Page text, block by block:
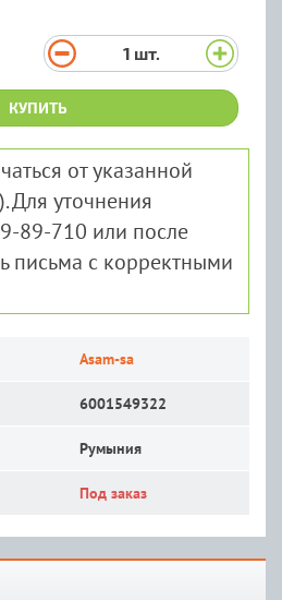
1 шт.
КУПИТЬ
от указанной
Для уточнения
89-710 или после
письма с корректными
Asam-sa
6001549322
Румыния
Под заказ